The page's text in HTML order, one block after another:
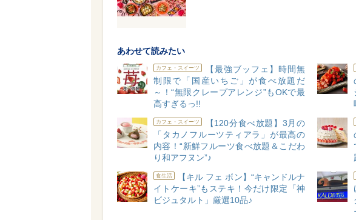
あわせて読みたい
カフェ・スイーツ
【最強ブッフェ】時間無
制限で「国産いちご」が食べ放題だ
～！“無限クレープアレンジ”もOKで最
高すぎるっ!!
カフェ・スイーツ
【120分食べ放題】3月の
「タカノフルーツティアラ」が最高の
内容！“新鮮フルーツ食べ放題＆こだわ
り和アフヌン”♪
食生活
【キル フェ ボン】“キャンドルナ
イトケーキ”もステキ！今だけ限定「神
ビジュタルト」厳選10品♪